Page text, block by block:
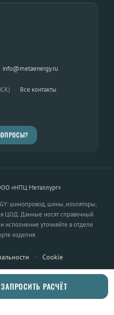
info@metaenergy.ru
· Все контакты
«НПЦ Металлург»
шинопровод, шины, изоляторы,
ЦОД. Данные носят справочный
исполнение уточняйте в отделе
изделия.
· Cookie
ЗАПРОСИТЬ РАСЧЁТ